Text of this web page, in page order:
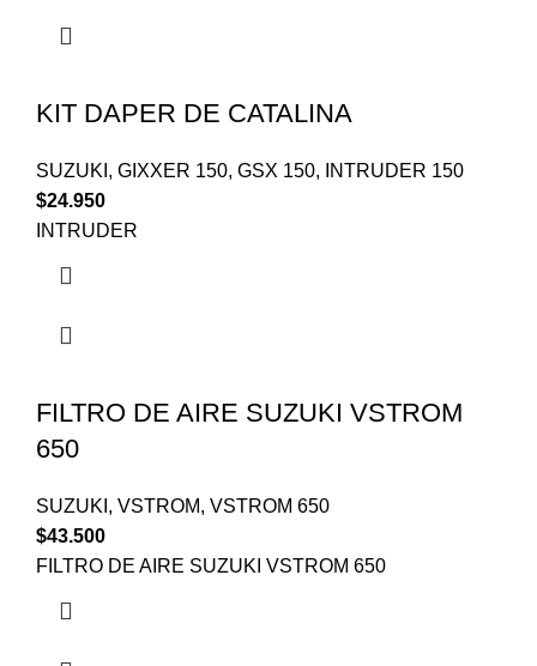
KIT DAPER DE CATALINA
SUZUKI , GIXXER 150, GSX 150,
INTRUDER 150
$24.950
INTRUDER
FILTRO DE AIRE SUZUKI VSTROM
650
SUZUKI , VSTROM, VSTROM 650
$43.500
FILTRO DE AIRE SUZUKI VSTROM 650